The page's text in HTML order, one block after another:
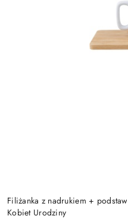
Filiżanka z nadrukiem +
Kobiet Urodziny